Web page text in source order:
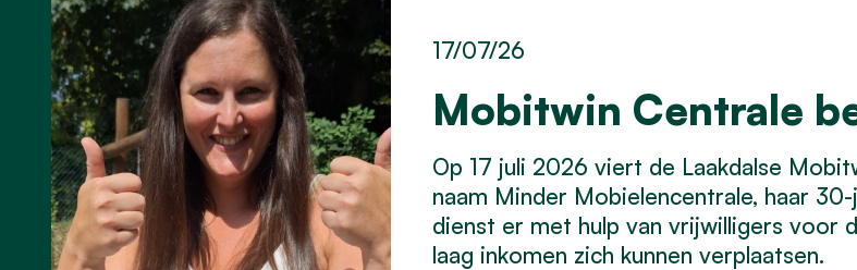
Mobitwin Centrale
17/07/26
Op 17 juli 2026 viert de Laakdalse
naam Minder Mobielencentrale, haar
dienst er met hulp van vrijwilligers voor
laag inkomen zich kunnen verplaatsen.